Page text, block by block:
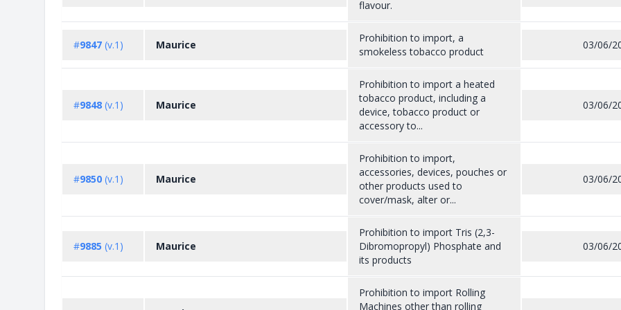
flavour.
#9847 (v.1) Maurice
Prohibition to import, a
smokeless tobacco product
03/06/
#9848 (v.1) Maurice
Prohibition to import a heated
tobacco product, including a
device, tobacco product or
accessory to...
03/06/
#9850 (v.1) Maurice
Prohibition to import,
accessories, devices, pouches or
other products used to
cover/mask, alter or...
03/06/
#9885 (v.1) Maurice
Prohibition to import Tris (2,3-
Dibromopropyl) Phosphate and
its products
03/06/
Prohibition to import Rolling
Machines other than rolling